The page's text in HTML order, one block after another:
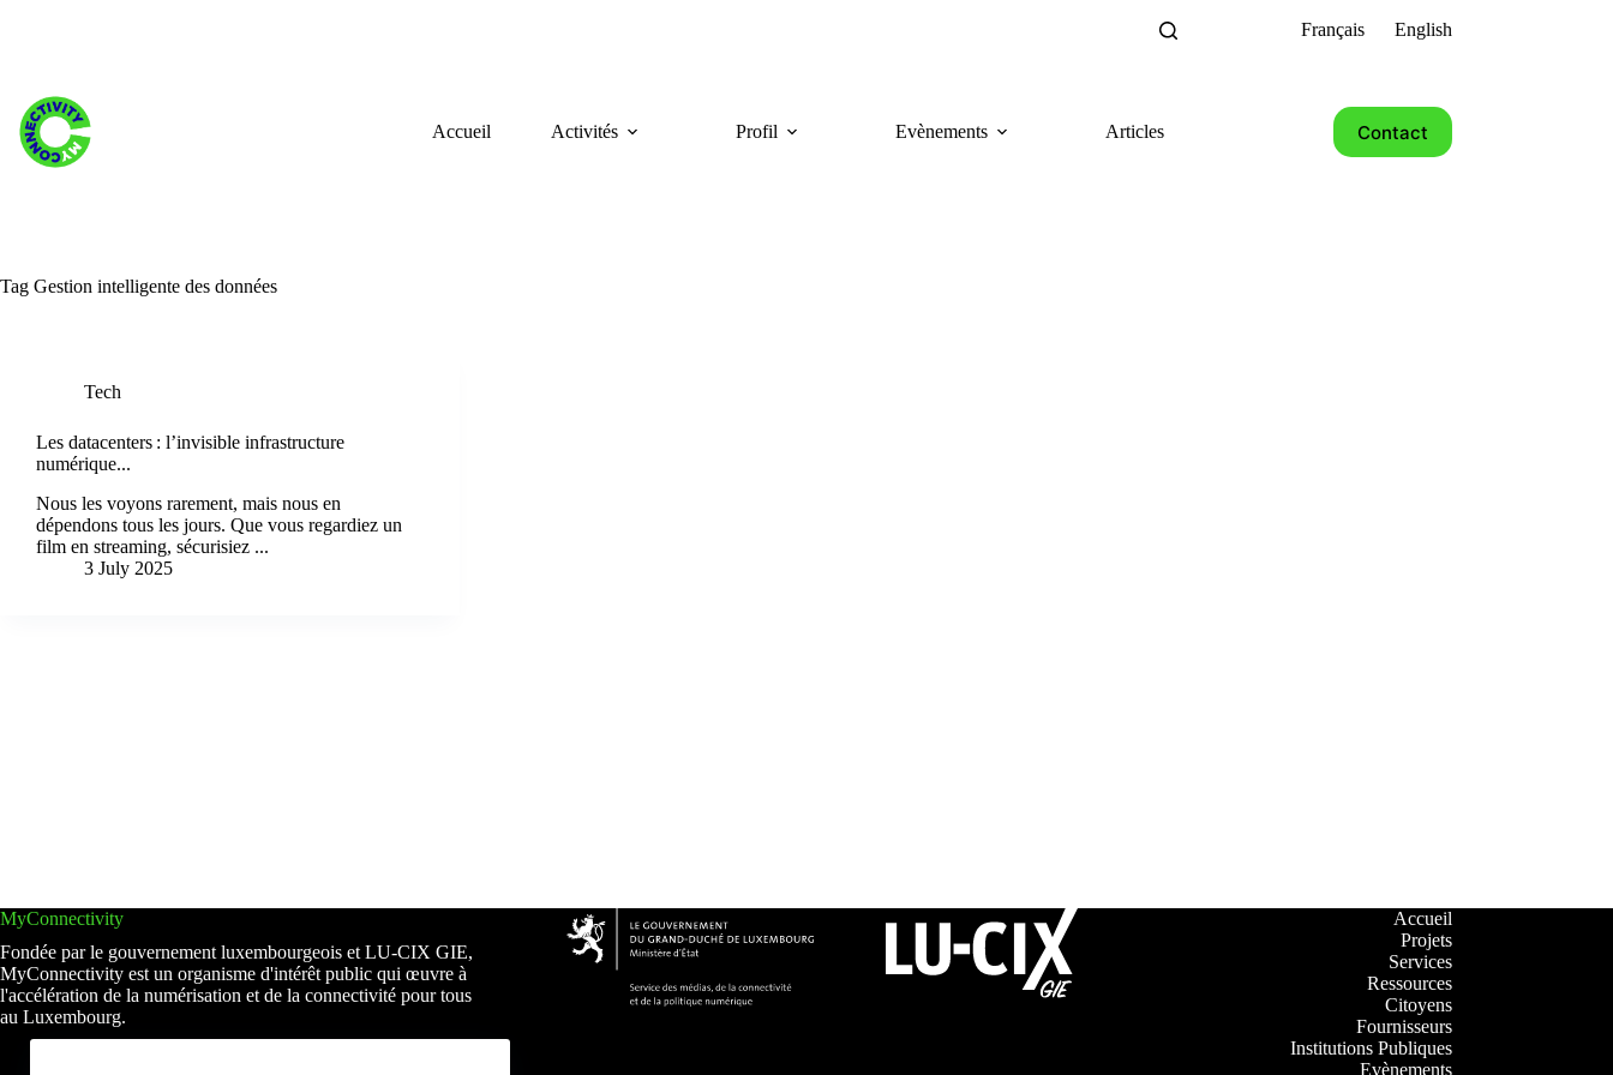
Français English
Accueil Activités Profil Evènements Articles Contact
Tag Gestion intelligente des données
Tech
Les datacenters : l’invisible infrastructure
numérique...
Nous les voyons rarement, mais nous en
dépendons tous les jours. Que vous regardiez un
film en streaming, sécurisiez ...
3 July 2025
MyConnectivity
Fondée par le gouvernement luxembourgeois et LU-CIX GIE,
MyConnectivity est un organisme d'intérêt public qui œuvre à
l'accélération de la numérisation et de la connectivité pour tous
au Luxembourg.
Accueil
Projets
Services
Ressources
Citoyens
Fournisseurs
Institutions Publiques
Evènements